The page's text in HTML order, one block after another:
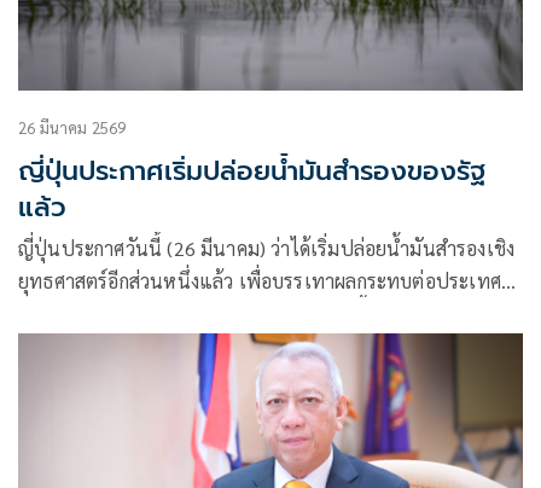
26 มีนาคม 2569
ญี่ปุ่นประกาศเริ่มปล่อยน้ำมันสำรองของรัฐ
แล้ว
ญี่ปุ่นประกาศวันนี้ (26 มีนาคม) ว่าได้เริ่มปล่อยน้ำมันสำรองเชิง
ยุทธศาสตร์อีกส่วนหนึ่งแล้ว เพื่อบรรเทาผลกระทบต่อประเทศที่
สงครามในตะวันออกกลาง